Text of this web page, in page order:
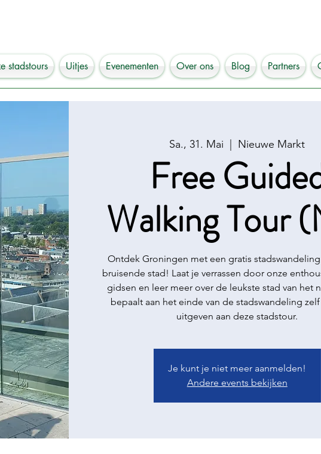
stadstours Uitjes Evenementen Over ons Blog Partners
Sa., 31. Mai Nieuwe Markt
Free
Walking Tour
Ontdek Groningen met een gratis
bruisende stad! Laat je verrassen door onze
gidsen en leer meer over de leukste stad van het
bepaalt aan het einde van de stadswandeling
uitgeven aan deze stadstour.
Je kunt je niet meer aanmelden!
Andere events bekijken